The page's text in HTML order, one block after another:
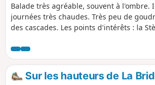
Balade très agréable, souvent à l'ombre.
journées très chaudes. Très peu de
des cascades. Les points d'intérêts : la
passerelle, la cascade, etc.
Sur les hauteurs de La